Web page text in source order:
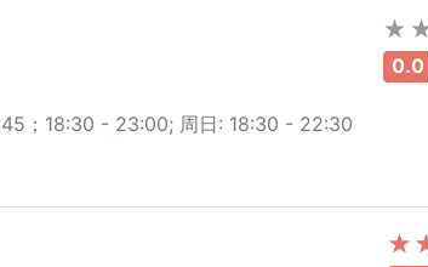
0.0
；18:30 - 23:00; 周日: 18:30 - 22:30